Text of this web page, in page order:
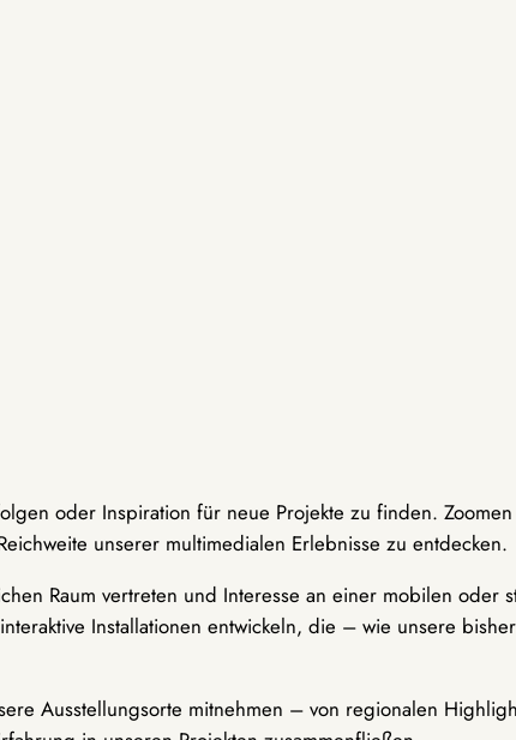
oder Inspiration für neue Projekte zu finden.
unserer multimedialen Erlebnisse zu entdecken.
Raum vertreten und Interesse an einer mobilen oder
Installationen entwickeln, die – wie unsere
Ausstellungsorte mitnehmen – von regionalen